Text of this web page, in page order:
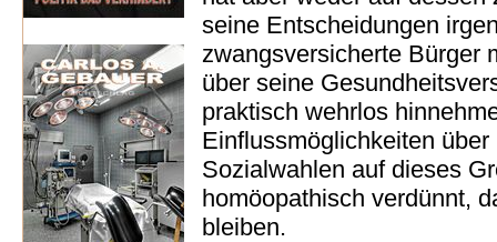
seine Entscheidungen
zwangsversicherte Bürger
über seine
praktisch wehrlos
Einflussmöglichkeiten
Sozialwahlen auf dieses
homöopathisch verdünnt,
bleiben.